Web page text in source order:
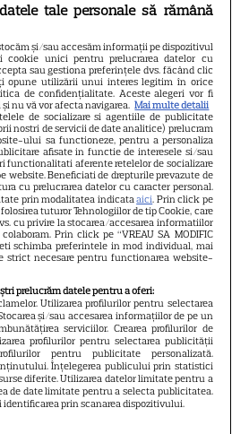
Libertatea
pentru femei
GSP
mondene
Avantaje
Elle
Unica
practice
NE PE
– Toate Drepturile rezervate
tale personale să rămână
și/sau accesăm informații pe dispozitivul
cookie unici pentru prelucrarea datelor cu
sau gestiona preferințele dvs. făcând clic
opune utilizării unui interes legitim în orice
de confidențialitate. Aceste alegeri vor fi
nu vă vor afecta navigarea. Mai multe detalii
de socializare si agentiile de publicitate
nostri de servicii de date analitice) prelucram
ului sa functioneze, pentru a personaliza
afisate in functie de interesele si/sau
functionalitati aferente retelelor de socializare
website. Beneficiati de drepturile prevazute de
cu prelucrarea datelor cu caracter personal.
prin modalitatea indicataaici. Prin click pe
folosirea tuturor Tehnologiilor de tip Cookie, care
cu privire la stocarea/accesarea informatiilor
Prin click pe “VREAU SA MODIFIC
schimba preferintele in mod individual, mai
strict necesare pentru functionarea website-
prelucrăm datele pentru a oferi:
Utilizarea profilurilor pentru selectarea
și/sau accesarea informațiilor de pe un
serviciilor. Crearea profilurilor de
profilurilor pentru selectarea publicității
pentru publicitate personalizată.
Înțelegerea publicului prin statistici
diferite. Utilizarea datelor limitate pentru a
de date limitate pentru a selecta publicitatea.
identificarea prin scanarea dispozitivului.